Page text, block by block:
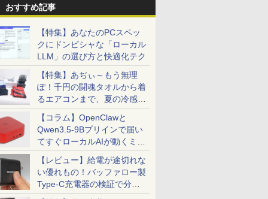
おすすめ記事
【特集】あなたのPCスペッ
クにドンピシャな「ローカル
LLM」の選び方と快適化テク
【特集】あぢぃ～もう無理
ぽ！千円の闘魂タオルから着
るエアコンまで、夏の冷感グ
ッズ一挙紹介
【コラム】OpenClawと
Qwen3.5-9Bプリインで届い
てすぐローカルAIが動くミニ
PC「SER9 Pro」
【レビュー】給電が途切れな
い優れもの！バッファロー製
Type-C充電器の検証で分か
ったこと